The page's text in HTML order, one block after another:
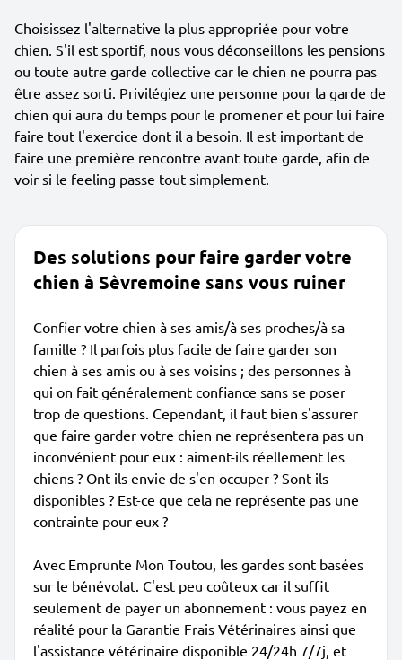
Choisissez l'alternative la plus appropriée pour votre
chien. S'il est sportif, nous vous déconseillons les pensions
ou toute autre garde collective car le chien ne pourra pas
être assez sorti. Privilégiez une personne pour la garde de
chien qui aura du temps pour le promener et pour lui faire
faire tout l'exercice dont il a besoin. Il est important de
faire une première rencontre avant toute garde, afin de
voir si le feeling passe tout simplement.
Des solutions pour faire garder votre
chien à Sèvremoine sans vous ruiner
Confier votre chien à ses amis/à ses proches/à sa
famille ? Il parfois plus facile de faire garder son
chien à ses amis ou à ses voisins ; des personnes à
qui on fait généralement confiance sans se poser
trop de questions. Cependant, il faut bien s'assurer
que faire garder votre chien ne représentera pas un
inconvénient pour eux : aiment-ils réellement les
chiens ? Ont-ils envie de s'en occuper ? Sont-ils
disponibles ? Est-ce que cela ne représente pas une
contrainte pour eux ?
Avec Emprunte Mon Toutou, les gardes sont basées
sur le bénévolat. C'est peu coûteux car il suffit
seulement de payer un abonnement : vous payez en
réalité pour la Garantie Frais Vétérinaires ainsi que
l'assistance vétérinaire disponible 24/24h 7/7j, et